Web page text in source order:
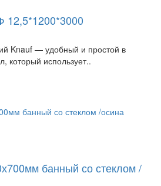
12,5*1200*3000
Knauf — удобный и простой в
который использует..
банный со стеклом /